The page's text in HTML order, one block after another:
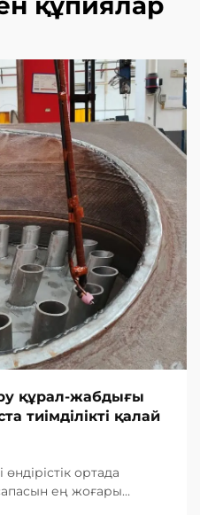
құрал-жабдығы
тиімділікті қалай
өндірістік ортада
ең жоғары